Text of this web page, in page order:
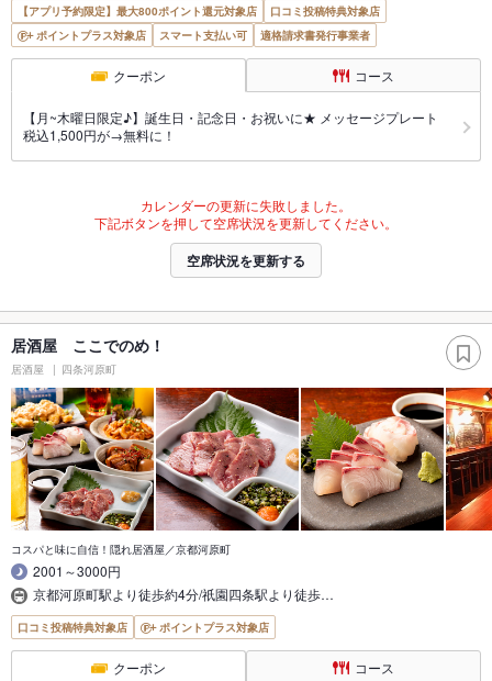
【アプリ予約限定】最大800ポイント還元対象店
口コミ投稿特典対象店
ポイントプラス対象店
スマート支払い可 適格請求書発行事業者
クーポン コース
【月~木曜日限定♪】誕生日・記念日・お祝いに★ メッセージプレート
税込1,500円が→無料に！
カレンダーの更新に失敗しました。
下記ボタンを押して空席状況を更新してください。
空席状況を更新する
居酒屋 ここでのめ！
居酒屋 四条河原町
コスパと味に自信！隠れ居酒屋／京都河原町
2001～3000円
京都河原町駅より徒歩約4分/祇園四条駅より徒歩…
口コミ投稿特典対象店 ポイントプラス対象店
クーポン コース